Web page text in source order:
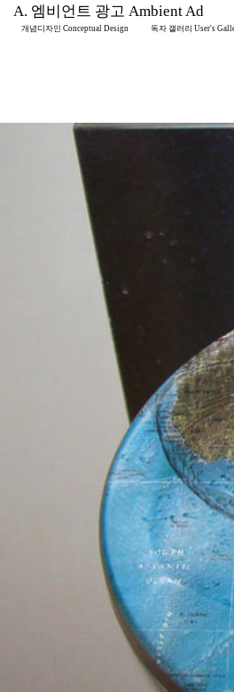
A. 엠비언트 광고 Ambient Ad
개념디자인 Conceptual Design 독자 갤러리 User's